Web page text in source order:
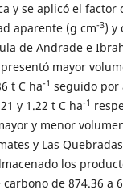
y se aplicó el factor
aparente (g cm-3) y
de Andrade e
mayor
t C ha-1 seguido por
y 1.22 t C ha-1
y menor
y Las
los
de 874.36 a